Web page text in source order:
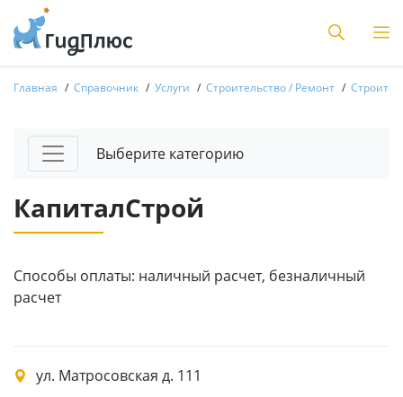
Главная Справочник Услуги Строительство / Ремонт
Выберите категорию
КапиталСтрой
Способы оплаты: наличный расчет, безналичный
расчет
ул. Матросовская д. 111